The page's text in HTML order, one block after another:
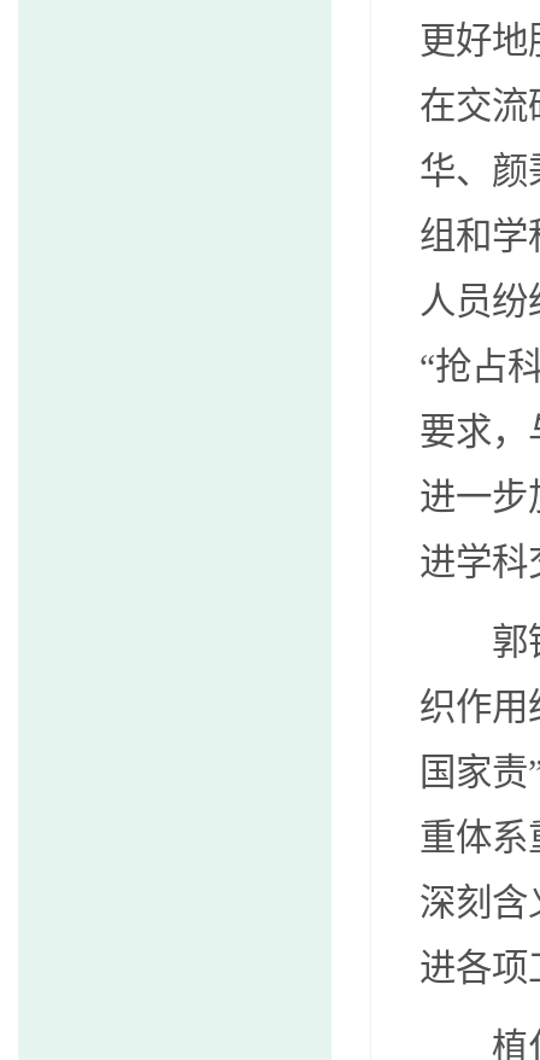
更好
在交流
华、颜
组和学
人员纷
“抢占
要求，
进一步
进学科
郭
织作用
国家
重体系
深刻含
进各项
植